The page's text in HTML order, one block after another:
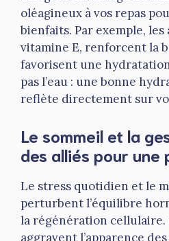
oléagineux à vos repas
bienfaits. Par exemple, les
vitamine E, renforcent la
favorisent une
pas l’eau : une bonne
reflète directement sur
Le sommeil et la
des alliés pour une
Le stress quotidien et le
perturbent l’équilibre
la régénération cellulaire.
aggravent l’apparence